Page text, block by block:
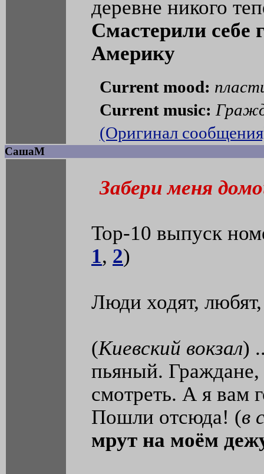
деревне никого
Смастерили себе
Америку
Current mood:
Current music:
(Оригинал
СашаМ
Забери меня
Тор-10 выпуск
1, 2)
Люди ходят, любят,
(Киевский вокзал)
пьяный. Граждане,
смотреть. А я вам
Пошли отсюда! (в
мрут на моём